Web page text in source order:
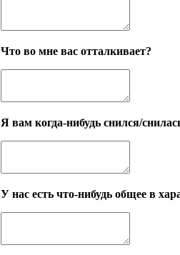
Что во мне вас отталкивает?
Я вам когда-нибудь снился/
У нас есть что-нибудь общее в